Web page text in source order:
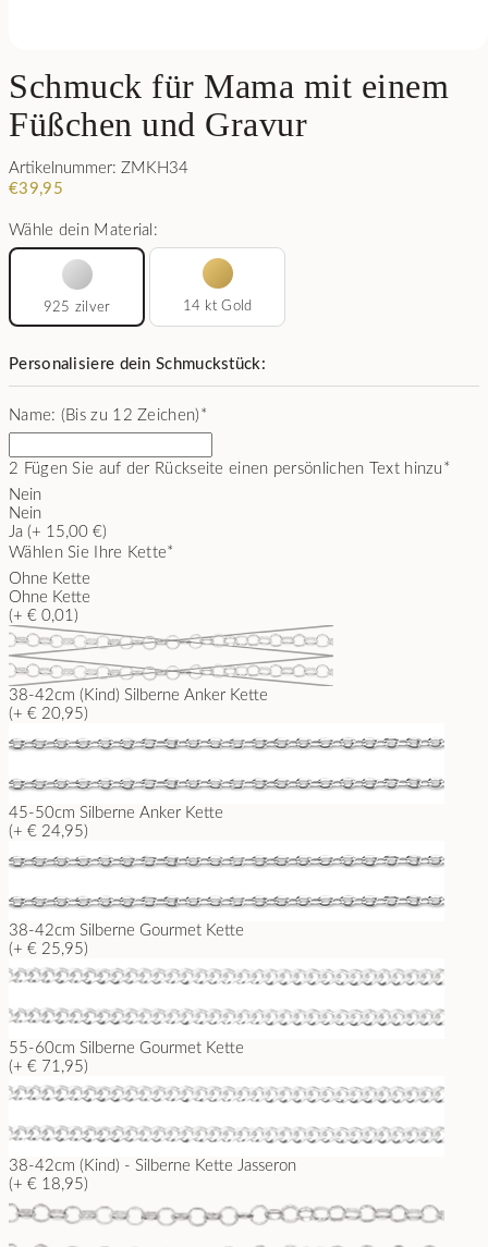
Schmuck für Mama mit einem
Füßchen und Gravur
Artikelnummer: ZMKH34
€39,95
Wähle dein Material:
925 zilver 14 kt Gold
Personalisiere dein Schmuckstück:
Name: (Bis zu 12 Zeichen) *
2 Fügen Sie auf der Rückseite einen persönlichen Text hinzu *
Nein
Nein
Ja (+ 15,00 €)
Wählen Sie Ihre Kette*
Ohne Kette
Ohne Kette
(+ € 0,01)
38-42cm (Kind) Silberne Anker Kette
(+ € 20,95)
45-50cm Silberne Anker Kette
(+ € 24,95)
38-42cm Silberne Gourmet Kette
(+ € 25,95)
55-60cm Silberne Gourmet Kette
(+ € 71,95)
38-42cm (Kind) - Silberne Kette Jasseron
(+ € 18,95)